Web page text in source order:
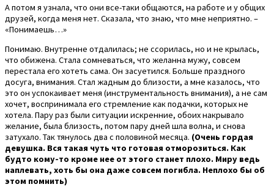
А потом я узнала, что они все-таки общаются, на работе и у общих
друзей, когда меня нет. Сказала, что знаю, что мне неприятно. –
«Понимаешь…»
Понимаю. Внутренне отдалилась; не ссорилась, но и не крылась,
что обижена. Стала сомневаться, что желанна мужу, совсем
перестала его хотеть сама. Он засуетился. Больше праздного
досуга, внимания. Стал жадным до близости, а мне казалось, что
это он успокаивает меня (инструментальность внимания), а не сам
хочет, воспринимала его стремление как подачки, которых не
хотела. Пару раз были ситуации искренние, обоих накрывало
желание, была близость, потом пару дней шла волна, и снова
затухало. Так тянулось два с половиной месяца. (Очень гордая
девушка. Вся такая чуть что готовая отморозиться. Как
будто кому-то кроме нее от этого станет плохо. Миру ведь
наплевать, хоть бы она даже совсем погибла. Неплохо бы об
этом помнить)